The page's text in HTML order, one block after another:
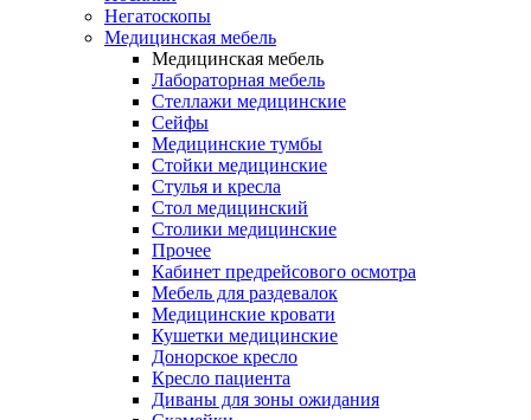
Негатоскопы
Медицинская мебель
Медицинская мебель
Лабораторная мебель
Стеллажи медицинские
Сейфы
Медицинские тумбы
Стойки медицинские
Cтулья и кресла
Стол медицинский
Столики медицинские
Прочее
Кабинет предрейсового осмотра
Мебель для раздевалок
Медицинские кровати
Кушетки медицинские
Донорское кресло
Кресло пациента
Диваны для зоны ожидания